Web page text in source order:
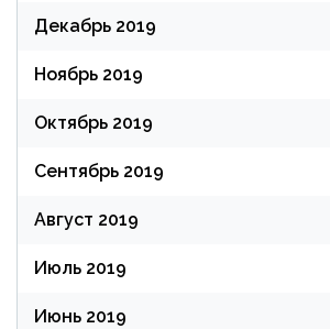
Декабрь 2019
Ноябрь 2019
Октябрь 2019
Сентябрь 2019
Август 2019
Июль 2019
Июнь 2019